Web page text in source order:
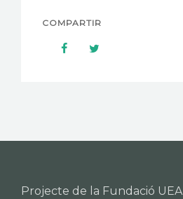
COMPARTIR
Projecte de la Fundació UEA